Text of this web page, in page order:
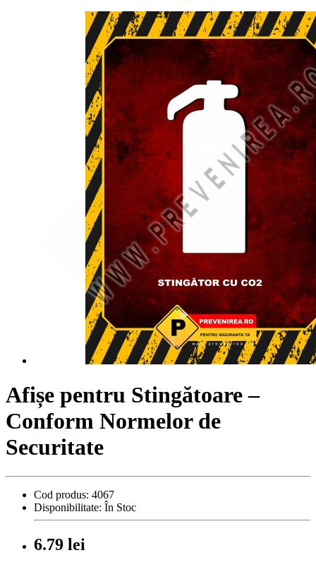
Afișe pentru Stingătoare –
Conform Normelor de
Securitate
Cod produs: 4067
Disponibilitate: În Stoc
6.79 lei